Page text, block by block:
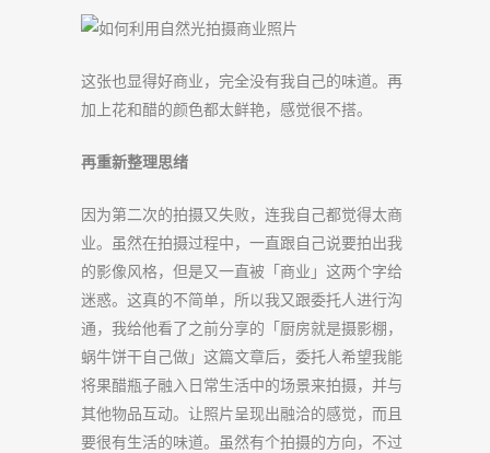
这张也显得好商业，完全没有我自己的味道。再
加上花和醋的颜色都太鲜艳，感觉很不搭。
再重新整理思绪
因为第二次的拍摄又失败，连我自己都觉得太商
业。虽然在拍摄过程中，一直跟自己说要拍出我
的影像风格，但是又一直被「商业」这两个字给
迷惑。这真的不简单，所以我又跟委托人进行沟
通，我给他看了之前分享的「厨房就是摄影棚，
蜗牛饼干自己做」这篇文章后，委托人希望我能
将果醋瓶子融入日常生活中的场景来拍摄，并与
其他物品互动。让照片呈现出融洽的感觉，而且
要很有生活的味道。虽然有个拍摄的方向，不过